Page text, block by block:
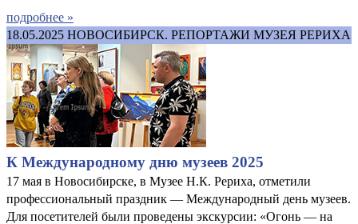
подробнее »
18.05.2025 НОВОСИБИРСК. РЕПОРТАЖИ МУЗЕЯ РЕРИХА
К Международному дню музеев 2025
17 мая в Новосибирске, в Музее Н.К. Рериха, отметили
профессиональный праздник — Международный день музеев.
Для посетителей были проведены экскурсии: «Огонь — на